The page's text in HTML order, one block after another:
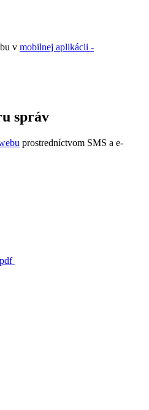
v mobilnej aplikácii -
správ
prostredníctvom SMS a e-